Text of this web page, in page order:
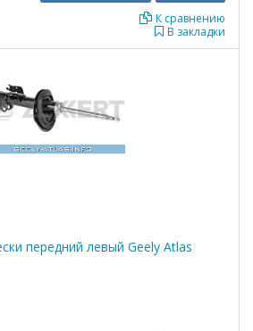
В закладки
К сравнению
передний левый Geely Atlas